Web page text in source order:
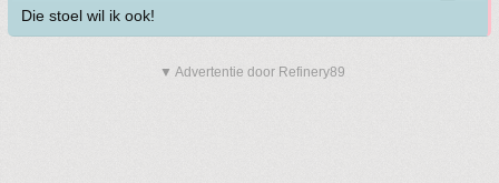
Die stoel wil ik ook!
▼ Advertentie door Refinery89